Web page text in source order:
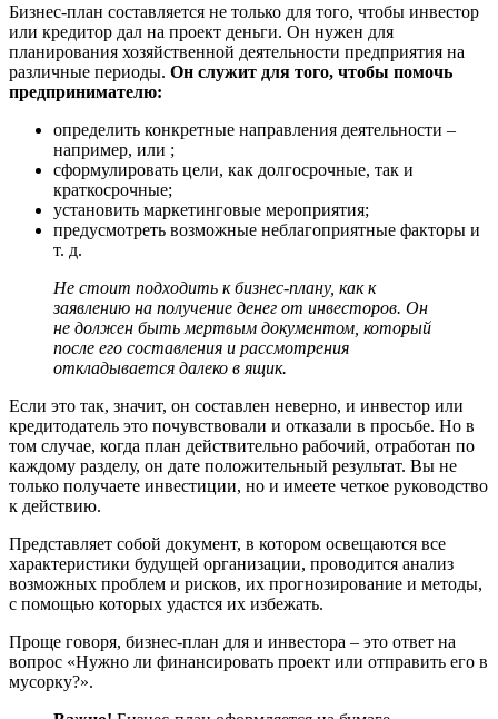
Бизнес-план составляется не только для того, чтобы инвестор
или кредитор дал на проект деньги. Он нужен для
планирования хозяйственной деятельности предприятия на
различные периоды. Он служит для того, чтобы помочь
предпринимателю:
определить конкретные направления деятельности –
например, или ;
сформулировать цели, как долгосрочные, так и
краткосрочные;
установить маркетинговые мероприятия;
предусмотреть возможные неблагоприятные факторы и
т. д.
Не стоит подходить к бизнес-плану, как к
заявлению на получение денег от инвесторов. Он
не должен быть мертвым документом, который
после его составления и рассмотрения
откладывается далеко в ящик.
Если это так, значит, он составлен неверно, и инвестор или
кредитодатель это почувствовали и отказали в просьбе. Но в
том случае, когда план действительно рабочий, отработан по
каждому разделу, он дате положительный результат. Вы не
только получаете инвестиции, но и имеете четкое руководство
к действию.
Представляет собой документ, в котором освещаются все
характеристики будущей организации, проводится анализ
возможных проблем и рисков, их прогнозирование и методы,
с помощью которых удастся их избежать.
Проще говоря, бизнес-план для и инвестора – это ответ на
вопрос «Нужно ли финансировать проект или отправить его в
мусорку?».